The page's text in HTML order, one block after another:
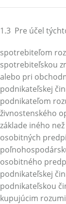
1.3 Pre účel
spotrebiteľom
spotrebiteľskou
alebo pri
podnikateľskej
podnikateľom
živnostenského
základe iného
osobitných
osobitného
podnikateľskej
podnikateľskou
kupujúcim